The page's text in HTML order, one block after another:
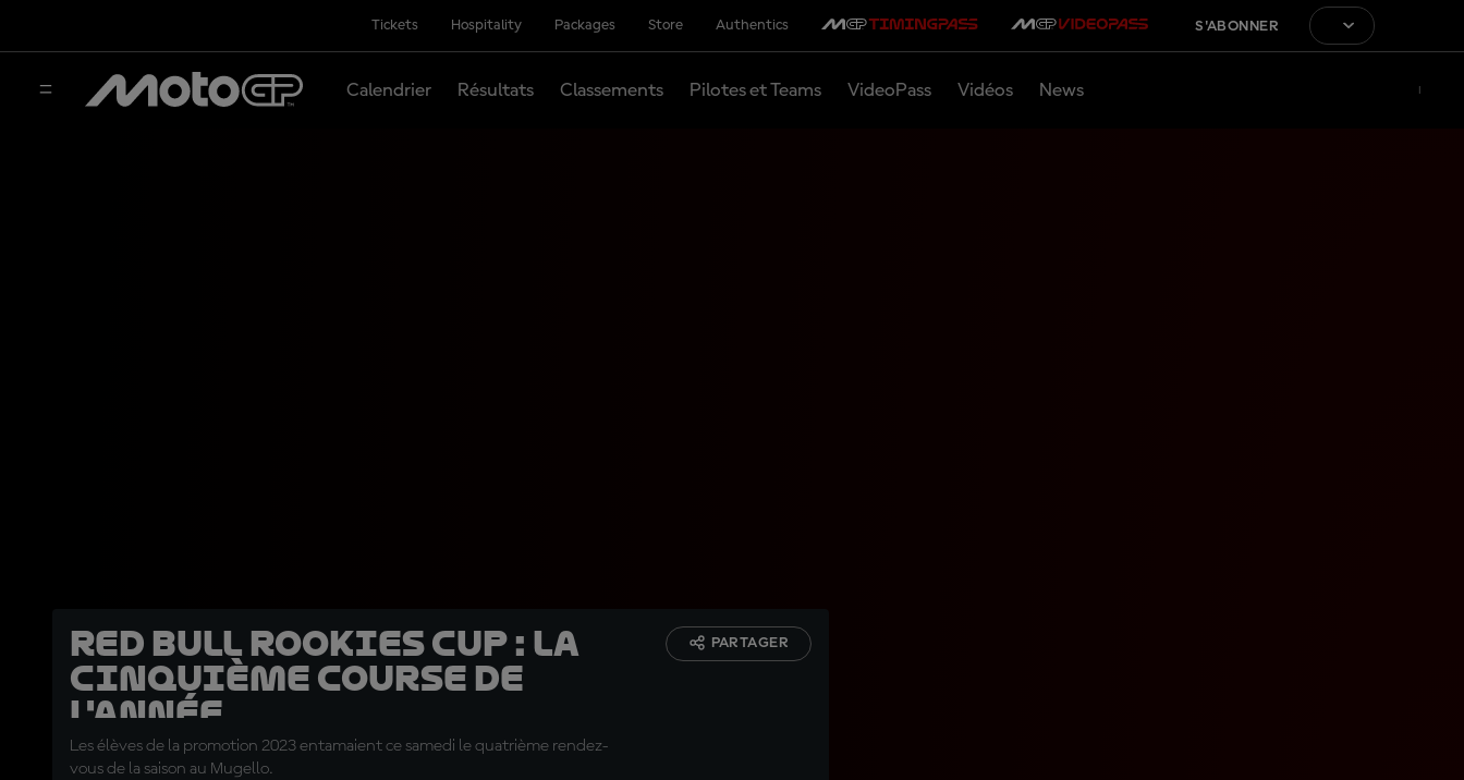
Tickets Hospitality Packages Store Authentics S'ABONNER
Calendrier Résultats Classements Pilotes et Teams VideoPass Vidéos News
Red Bull Rookies Cup : la
cinquième course de
l'année
Les élèves de la promotion 2023 entamaient ce samedi le quatrième rendez-
vous de la saison au Mugello.
PARTAGER